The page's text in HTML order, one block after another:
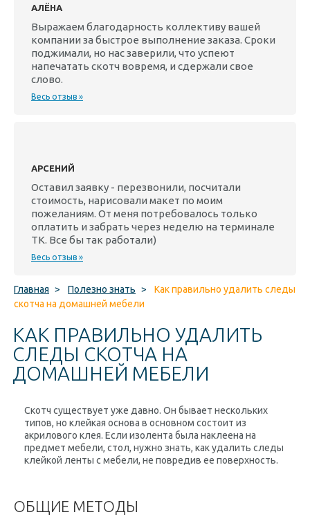
АЛЁНА
Выражаем благодарность коллективу вашей
компании за быстрое выполнение заказа. Сроки
поджимали, но нас заверили, что успеют
напечатать скотч вовремя, и сдержали свое
слово.
Весь отзыв »
АРСЕНИЙ
Оставил заявку - перезвонили, посчитали
стоимость, нарисовали макет по моим
пожеланиям. От меня потребовалось только
оплатить и забрать через неделю на терминале
ТК. Все бы так работали)
Весь отзыв »
Главная > Полезно знать >
Как правильно удалить следы
скотча на домашней мебели
КАК ПРАВИЛЬНО УДАЛИТЬ
СЛЕДЫ СКОТЧА НА
ДОМАШНЕЙ МЕБЕЛИ
Скотч существует уже давно. Он бывает нескольких
типов, но клейкая основа в основном состоит из
акрилового клея. Если изолента была наклеена на
предмет мебели, стол, нужно знать, как удалить следы
клейкой ленты с мебели, не повредив ее поверхность.
ОБЩИЕ МЕТОДЫ